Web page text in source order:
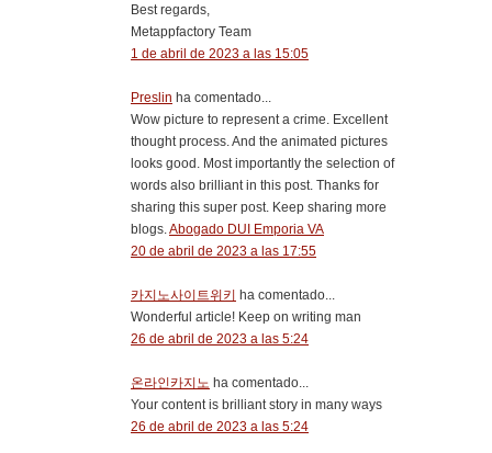
Best regards,
Metappfactory Team
1 de abril de 2023 a las 15:05
Preslin ha comentado...
Wow picture to represent a crime. Excellent
thought process. And the animated pictures
looks good. Most importantly the selection of
words also brilliant in this post. Thanks for
sharing this super post. Keep sharing more
blogs.Abogado DUI Emporia VA
20 de abril de 2023 a las 17:55
카지노사이트위키
ha comentado...
Wonderful article! Keep on writing man
26 de abril de 2023 a las 5:24
온라인카지노 ha comentado...
Your content is brilliant story in many ways
26 de abril de 2023 a las 5:24